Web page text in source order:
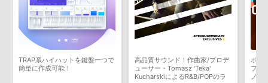
ます説明に沿って、製品のダウンロード／導入を行って下さい。
サンプルパック製品には、原則として日本語版操作マニュアルをご
用意しておりません。ご購入後のご不明点や詳細に関するお問い合
わせなどは
テクニカルサポート
デモソングは、製品収録サウンドを使ってできることを紹介するた
めのデモンストレーション用の楽曲です。原則として、デモソング
TRAP系ハイハットを鍵盤一つで
簡単に作成可能！
高品質サウンド！作曲家/プロデ
ューサー・Tomasz 'Teka'
KucharskiによるR&B/POPのラ
ポッ
プま
ノ素